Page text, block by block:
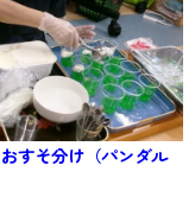
すそ分け（パンダル